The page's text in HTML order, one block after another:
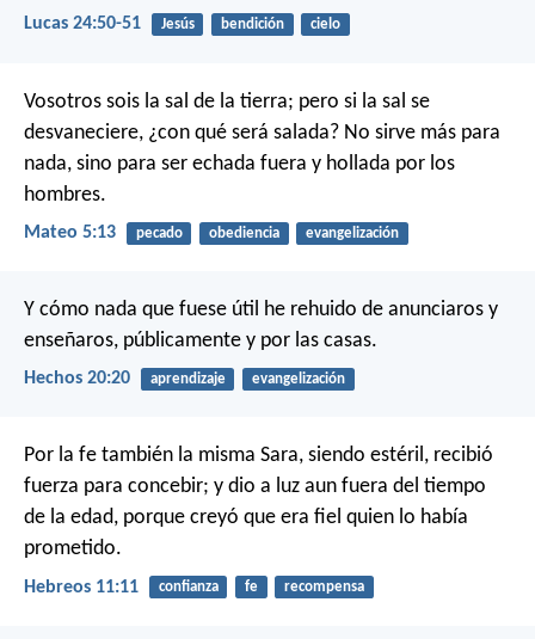
Lucas 24:50-51 Jesús bendición cielo
Vosotros sois la sal de la tierra; pero si la sal se
desvaneciere, ¿con qué será salada? No sirve más para
nada, sino para ser echada fuera y hollada por los
hombres.
Mateo 5:13 pecado obediencia evangelización
Y cómo nada que fuese útil he rehuido de anunciaros y
enseñaros, públicamente y por las casas.
Hechos 20:20 aprendizaje evangelización
Por la fe también la misma Sara, siendo estéril, recibió
fuerza para concebir; y dio a luz aun fuera del tiempo
de la edad, porque creyó que era fiel quien lo había
prometido.
Hebreos 11:11 confianza fe recompensa